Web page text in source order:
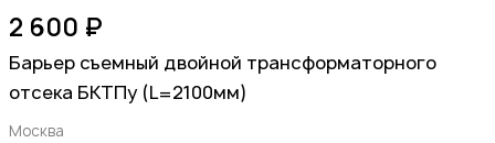
2 600 ₽
Барьер съемный двойной трансформаторного
отсека БКТПу (L=2100мм)
Москва